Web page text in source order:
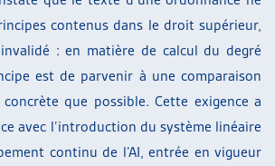
contenus dans le droit supérieur,
: en matière de calcul du degré
est de parvenir à une comparaison
que possible. Cette exigence a
avec l’introduction du système linéaire
continu de l’AI, entrée en vigueur